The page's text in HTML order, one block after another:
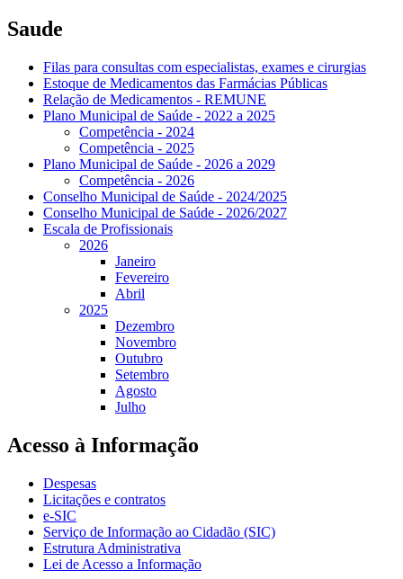
Saude
Filas para consultas com especialistas, exames e cirurgias
Estoque de Medicamentos das Farmácias Públicas
Relação de Medicamentos - REMUNE
Plano Municipal de Saúde - 2022 a 2025
Competência - 2024
Competência - 2025
Plano Municipal de Saúde - 2026 a 2029
Competência - 2026
Conselho Municipal de Saúde - 2024/2025
Conselho Municipal de Saúde - 2026/2027
Escala de Profissionais
2026
Janeiro
Fevereiro
Abril
2025
Dezembro
Novembro
Outubro
Setembro
Agosto
Julho
Acesso à Informação
Despesas
Licitações e contratos
e-SIC
Serviço de Informação ao Cidadão (SIC)
Estrutura Administrativa
Lei de Acesso a Informação